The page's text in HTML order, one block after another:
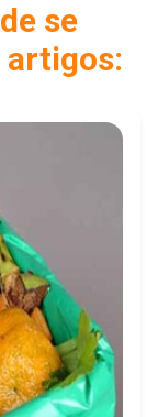
se
artigos: